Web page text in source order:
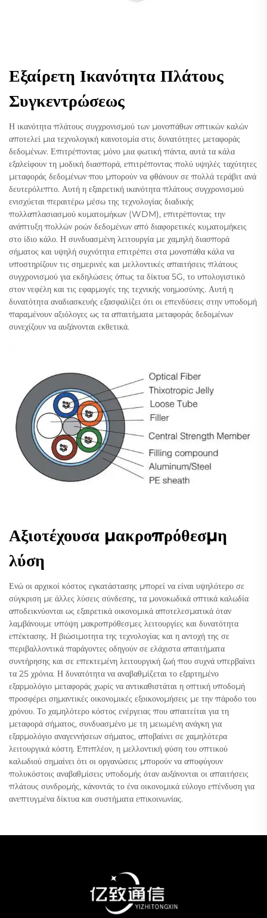
Εξαίρετη Ικανότητα Πλάτους
Συγκεντρώσεως
Η ικανότητα πλάτους συγχρονισμού των μονοπάθων οπτικών καλών
αποτελεί μια τεχνολογική καινοτομία στις δυνατότητες μεταφοράς
δεδομένων. Επιτρέποντας μόνο μια φωτική πάντα, αυτά τα κάλα
εξαλείφουν τη μοδική διασπορά, επιτρέποντας πολύ υψηλές ταχύτητες
μεταφοράς δεδομένων που μπορούν να φθάνουν σε πολλά τεράβιτ ανά
δευτερόλεπτο. Αυτή η εξαιρετική ικανότητα πλάτους συγχρονισμού
ενισχύεται περαιτέρω μέσω της τεχνολογίας διαδικής
πολλαπλασιασμού κυματομήκων (WDM), επιτρέποντας την
ανάπτυξη πολλών ροών δεδομένων από διαφορετικές κυματομήκεις
στο ίδιο κάλο. Η συνδυασμένη λειτουργία με χαμηλή διασπορά
σήματος και υψηλή συχνότητα επιτρέπει στα μονοπάθα κάλα να
υποστηρίζουν τις σημερινές και μελλοντικές απαιτήσεις πλάτους
συγχρονισμού για εκδηλώσεις όπως τα δίκτυα 5G, το υπολογιστικό
στον νεφέλη και τις εφαρμογές της τεχνικής νοημοσύνης. Αυτή η
δυνατότητα αναδιασκευής εξασφαλίζει ότι οι επενδύσεις στην υποδομή
παραμένουν αξιόλογες ως τα απαιτήματα μεταφοράς δεδομένων
συνεχίζουν να αυξάνονται εκθετικά.
Αξιοτέχουσα μακροπρόθεσμη
λύση
Ενώ οι αρχικοί κόστος εγκατάστασης μπορεί να είναι υψηλότερο σε
σύγκριση με άλλες λύσεις σύνδεσης, τα μονοκωδικά οπτικά καλωδία
αποδεικνύονται ως εξαιρετικά οικονομικά αποτελεσματικά όταν
λαμβάνουμε υπόψη μακροπρόθεσμες λειτουργίες και δυνατότητα
επέκτασης. Η βιώσιμοτητα της τεχνολογίας και η αντοχή της σε
περιβαλλοντικά παράγοντες οδηγούν σε ελάχιστα απαιτήματα
συντήρησης και σε επεκτεμένη λειτουργική ζωή που συχνά υπερβαίνει
τα 25 χρόνια. Η δυνατότητα να αναβαθμίζεται το εξαρτημένο
εξαρμολόγιο μεταφοράς χωρίς να αντικαθιστάται η οπτική υποδομή
προσφέρει σημαντικές οικονομικές εξοικονομήσεις με την πάροδο του
χρόνου. Το χαμηλότερο κόστος ενέργειας που απαιτείται για τη
μεταφορά σήματος, συνδυασμένο με τη μειωμένη ανάγκη για
εξαρμολόγιο αναγεννήσεων σήματος, αποβαίνει σε χαμηλότερα
λειτουργικά κόστη. Επιπλέον, η μελλοντική φύση του οπτικού
καλωδιού σημαίνει ότι οι οργανώσεις μπορούν να αποφύγουν
πολυκόστοις αναβαθμίσεις υποδομής όταν αυξάνονται οι απαιτήσεις
πλάτους συνδρομής, κάνοντάς το ένα οικονομικά εύλογο επένδυση για
ανεπτυγμένα δίκτυα και συστήματα επικοινωνίας.